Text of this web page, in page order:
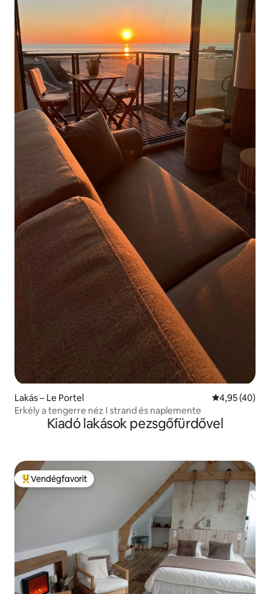
Lakás – Le Portel Átlagos
4,95 (40)
Erkély a tengerre néz I strand és naplemente
Kiadó lakások pezsgőfürdővel
Kiemelt vendégfavorit
Vendégfavorit